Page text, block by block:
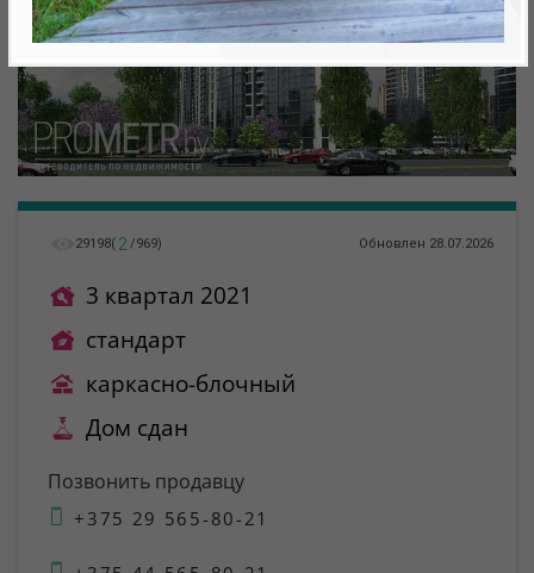
29198( 2 /969) Обновлен 28.07.2026
3 квартал 2021
стандарт
каркасно-блочный
Дом сдан
Позвонить продавцу
+375 29 565-80-21